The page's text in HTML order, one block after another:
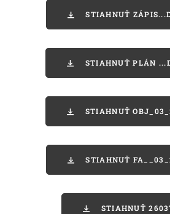
STIAHNUŤ
STIAHNUŤ PLÁN
STIAHNUŤ
STIAHNUŤ
STIAHNUŤ